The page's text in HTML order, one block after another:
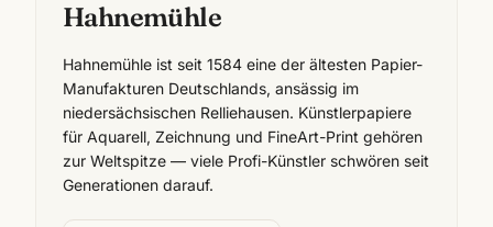
Hahnemühle
Hahnemühle ist seit 1584 eine der ältesten Papier-
Manufakturen Deutschlands, ansässig im
niedersächsischen Relliehausen. Künstlerpapiere
für Aquarell, Zeichnung und FineArt-Print gehören
zur Weltspitze — viele Profi-Künstler schwören seit
Generationen darauf.